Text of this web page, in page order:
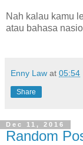
Nah kalau kamu
atau bahasa
Enny Law at 05:54
Share
Dec 11, 2016
Random